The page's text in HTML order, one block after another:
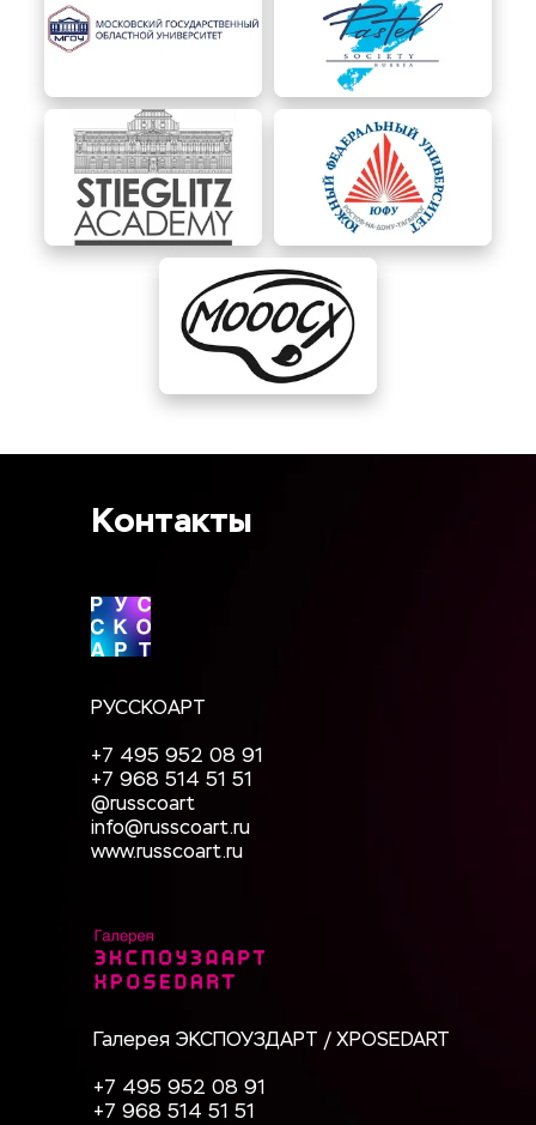
Контакты
РУССКОАРТ
+7 495 952 08 91
+7 968 514 51 51
@russcoart
info@russcoart.ru
www.russcoart.ru
Галерея ЭКСПОУЗДАРТ / XPOSEDART
+7 495 952 08 91
+7 968 514 51 51